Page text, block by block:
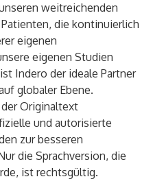
weitreichenden
die kontinuierlich
eigenen
eigenen Studien
Indero der ideale Partner
globaler Ebene.
Originaltext
und autorisierte
zur besseren
die Sprachversion, die
ist rechtsgültig.